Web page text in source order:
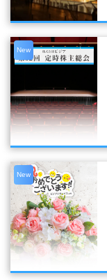
New
New